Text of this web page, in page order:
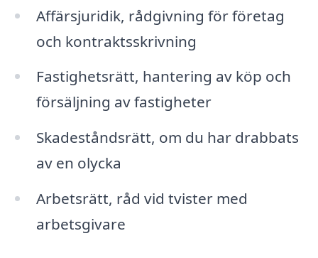
Affärsjuridik, rådgivning för företag
och kontraktsskrivning
Fastighetsrätt, hantering av köp och
försäljning av fastigheter
Skadeståndsrätt, om du har drabbats
av en olycka
Arbetsrätt, råd vid tvister med
arbetsgivare